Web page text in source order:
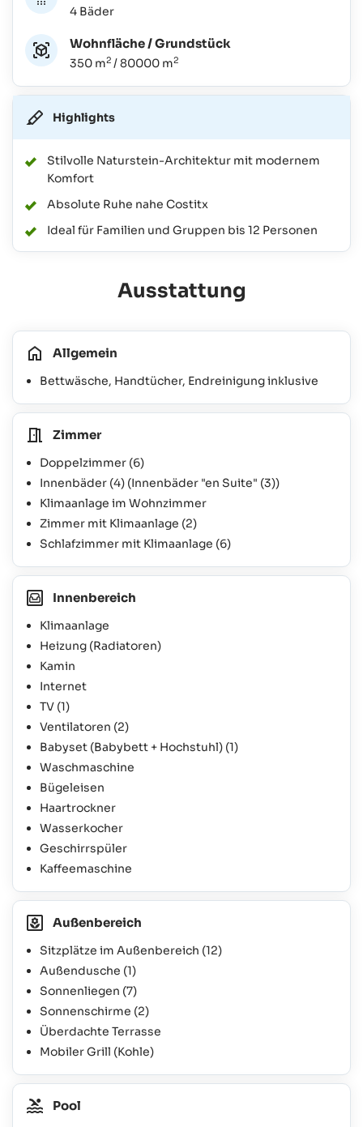
4 Bäder
Wohnfläche / Grundstück
350 m2 / 80000 m2
Highlights
Stilvolle Naturstein-Architektur mit modernem
Komfort
Absolute Ruhe nahe Costitx
Ideal für Familien und Gruppen bis 12 Personen
Ausstattung
Allgemein
Bettwäsche, Handtücher, Endreinigung inklusive
Zimmer
Doppelzimmer (6)
Innenbäder (4) (Innenbäder "en Suite" (3))
Klimaanlage im Wohnzimmer
Zimmer mit Klimaanlage (2)
Schlafzimmer mit Klimaanlage (6)
Innenbereich
Klimaanlage
Heizung (Radiatoren)
Kamin
Internet
TV (1)
Ventilatoren (2)
Babyset (Babybett + Hochstuhl) (1)
Waschmaschine
Bügeleisen
Haartrockner
Wasserkocher
Geschirrspüler
Kaffeemaschine
Außenbereich
Sitzplätze im Außenbereich (12)
Außendusche (1)
Sonnenliegen (7)
Sonnenschirme (2)
Überdachte Terrasse
Mobiler Grill (Kohle)
Pool